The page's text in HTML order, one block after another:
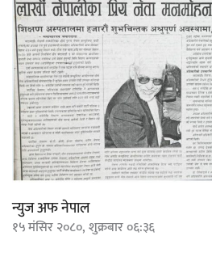
न्युज अफ नेपाल
१५ मंसिर २०८०, शुक्रबार ०६:३६